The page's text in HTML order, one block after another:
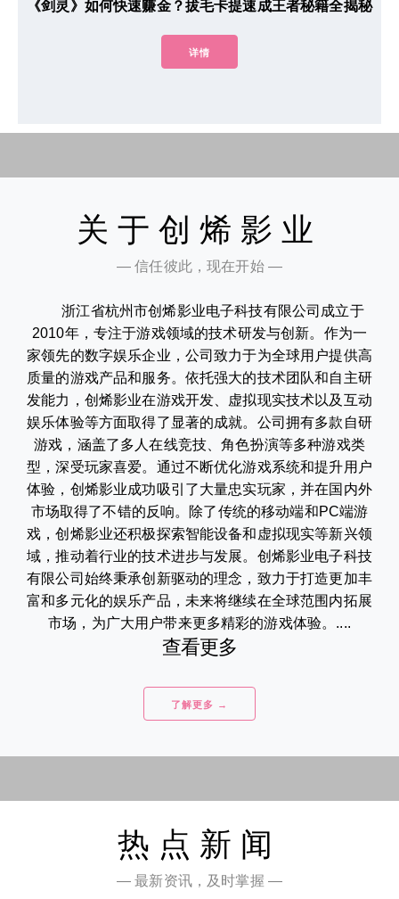
《剑灵》如何快速赚金？拔毛卡提速成王者秘籍全揭秘
详情
关于创烯影业
— 信任彼此，现在开始 —
浙江省杭州市创烯影业电子科技有限公司成立于
2010年，专注于游戏领域的技术研发与创新。作为一
家领先的数字娱乐企业，公司致力于为全球用户提供高
质量的游戏产品和服务。依托强大的技术团队和自主研
发能力，创烯影业在游戏开发、虚拟现实技术以及互动
娱乐体验等方面取得了显著的成就。公司拥有多款自研
游戏，涵盖了多人在线竞技、角色扮演等多种游戏类
型，深受玩家喜爱。通过不断优化游戏系统和提升用户
体验，创烯影业成功吸引了大量忠实玩家，并在国内外
市场取得了不错的反响。除了传统的移动端和PC端游
戏，创烯影业还积极探索智能设备和虚拟现实等新兴领
域，推动着行业的技术进步与发展。创烯影业电子科技
有限公司始终秉承创新驱动的理念，致力于打造更加丰
富和多元化的娱乐产品，未来将继续在全球范围内拓展
市场，为广大用户带来更多精彩的游戏体验。....
查看更多
了解更多 →
热点新闻
— 最新资讯，及时掌握 —